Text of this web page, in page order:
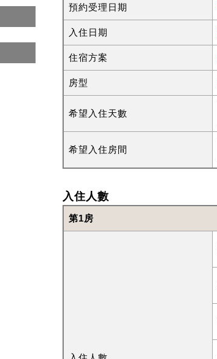
預約受理日期
入住日期
住宿方案
房型
希望入住天數
希望入住房間
入住人數
第1房